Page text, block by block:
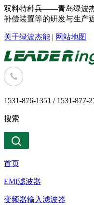
双料特种兵——青岛绿波
补偿装置等的研发与生产
关于绿波杰能 | 网站地图
1531-876-1351 / 1531-877-
搜索
首页
EMI滤波器
变频器输入滤波器